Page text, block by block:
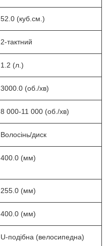
52.0 (куб.см.)
2-тактний
1.2 (л.)
3000.0 (об./хв)
8 000-11 000 (об./хв)
Волосінь/диск
400.0 (мм)
255.0 (мм)
400.0 (мм)
U-подібна (велосипедна)